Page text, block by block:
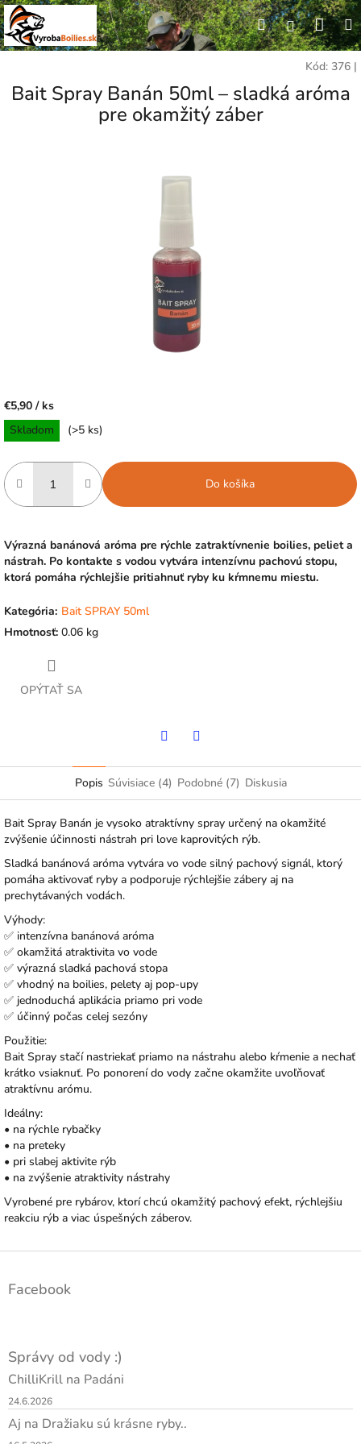
Prejsť
na
obsah
Hľadať
Kód: 376 |
Bait Spray Banán 50ml – sladká aróma
pre okamžitý záber
€5,90 / ks
Jednotková
cena:
Skladom (>5 ks)
Do košíka
Výrazná banánová aróma pre rýchle zatraktívnenie boilies, peliet a
nástrah. Po kontakte s vodou vytvára intenzívnu pachovú stopu,
ktorá pomáha rýchlejšie pritiahnuť ryby ku kŕmnemu miestu.
Kategória: Bait SPRAY 50ml
Hmotnosť: 0.06 kg
OPÝTAŤ SA
Popis Súvisiace (4) Podobné (7) Diskusia
Bait Spray Banán je vysoko atraktívny spray určený na okamžité
zvýšenie účinnosti nástrah pri love kaprovitých rýb.
Sladká banánová aróma vytvára vo vode silný pachový signál, ktorý
pomáha aktivovať ryby a podporuje rýchlejšie zábery aj na
prechytávaných vodách.
Výhody:
✅ intenzívna banánová aróma
✅ okamžitá atraktivita vo vode
✅ výrazná sladká pachová stopa
✅ vhodný na boilies, pelety aj pop-upy
✅ jednoduchá aplikácia priamo pri vode
✅ účinný počas celej sezóny
Použitie:
Bait Spray stačí nastriekať priamo na nástrahu alebo kŕmenie a nechať
krátko vsiaknuť. Po ponorení do vody začne okamžite uvoľňovať
atraktívnu arómu.
Ideálny:
• na rýchle rybačky
• na preteky
• pri slabej aktivite rýb
• na zvýšenie atraktivity nástrahy
Vyrobené pre rybárov, ktorí chcú okamžitý pachový efekt, rýchlejšiu
reakciu rýb a viac úspešných záberov.
Facebook
Správy od vody :)
ChilliKrill na Padáni
24.6.2026
Aj na Dražiaku sú krásne ryby..